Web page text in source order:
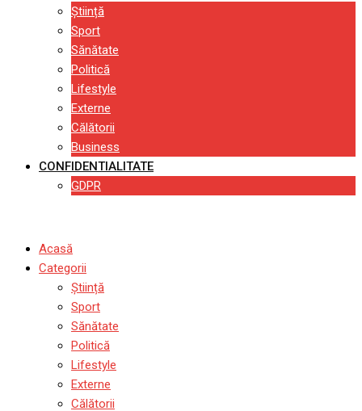
Știință
Sport
Sănătate
Politică
Lifestyle
Externe
Călătorii
Business
CONFIDENTIALITATE
GDPR
Acasă
Categorii
Știință
Sport
Sănătate
Politică
Lifestyle
Externe
Călătorii